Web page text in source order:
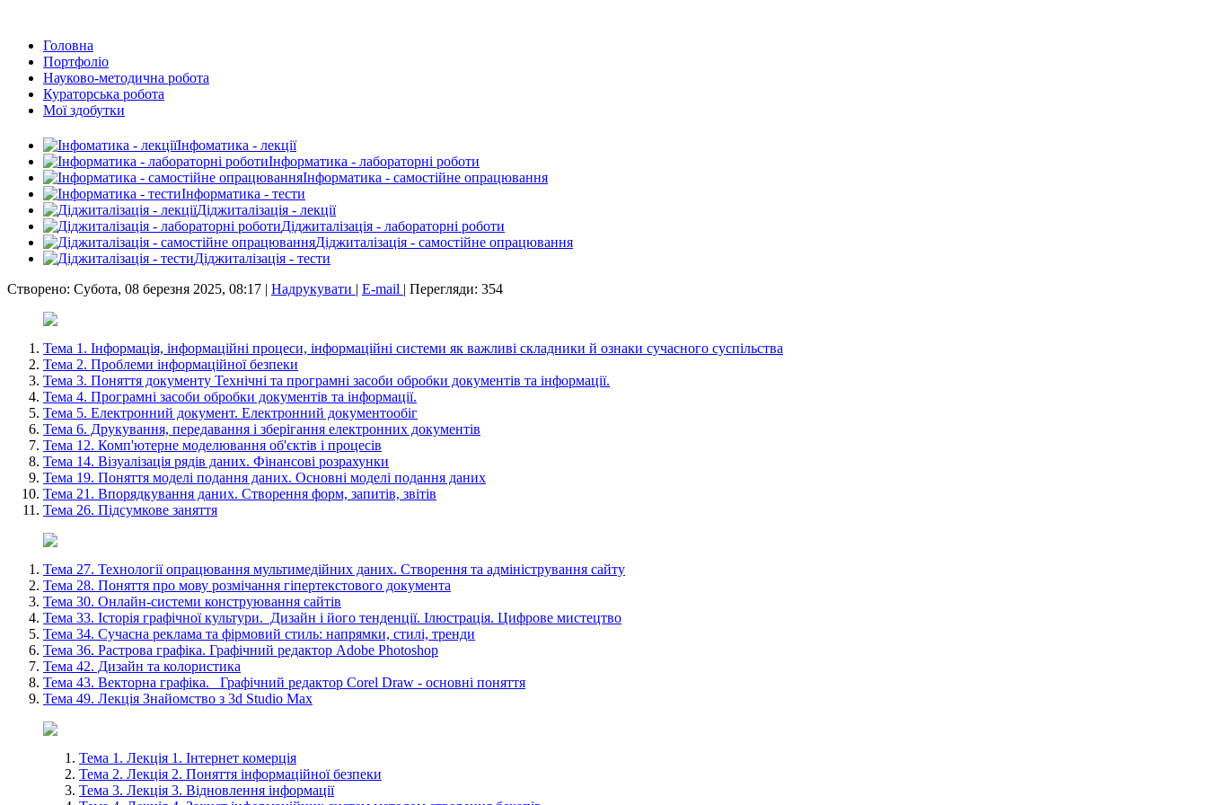
Головна
Портфоліо
Науково-методична робота
Кураторська робота
Мої здобутки
Інфоматика - лекції
Інформатика - лабораторні роботи
Інформатика - самостійне опрацювання
Інформатика - тести
Діджиталізація - лекції
Діджиталізація - лабораторні роботи
Діджиталізація - самостійне опрацювання
Діджиталізація - тести
Створено: Субота, 08 березня 2025, 08:17 | Надрукувати | E-mail | Перегляди: 354
Тема 1. Інформація, інформаційні процеси, інформаційні системи як важливі складники й ознаки сучасного суспільства
Тема 2. Проблеми інформаційної безпеки
Тема 3. Поняття документу Технічні та програмні засоби обробки документів та інформації.
Тема 4. Програмні засоби обробки документів та інформації.
Тема 5. Електронний документ. Електронний документообіг
Тема 6. Друкування, передавання і зберігання електронних документів
Тема 12. Комп'ютерне моделювання об'єктів і процесів
Тема 14. Візуалізація рядів даних. Фінансові розрахунки
Тема 19. Поняття моделі подання даних. Основні моделі подання даних
Тема 21. Впорядкування даних. Створення форм, запитів, звітів
Тема 26. Підсумкове заняття
Тема 27. Технології опрацювання мультимедійних даних. Створення та адміністрування сайту
Тема 28. Поняття про мову розмічання гіпертекстового документа
Тема 30. Онлайн-системи конструювання сайтів
Тема 33. Історія графічної культури. Дизайн і його тенденції. Ілюстрація. Цифрове мистецтво
Тема 34. Сучасна реклама та фірмовий стиль: напрямки, стилі, тренди
Тема 36. Растрова графіка. Графічний редактор Adobe Photoshop
Тема 42. Дизайн та колористика
Тема 43. Векторна графіка. Графічний редактор Corel Draw - основні поняття
Тема 49. Лекція Знайомство з 3d Studio Mах
Тема 1. Лекція 1. Інтернет комерція
Тема 2. Лекція 2. Поняття інформаційної безпеки
Тема 3. Лекція 3. Відновлення інформації